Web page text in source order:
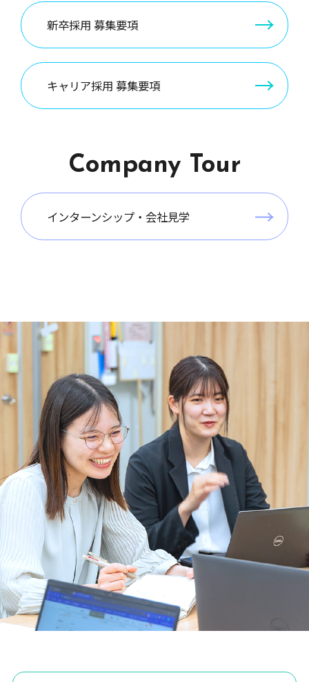
新卒採用 募集要項
キャリア採用 募集要項
Company Tour
インターンシップ・会社見学